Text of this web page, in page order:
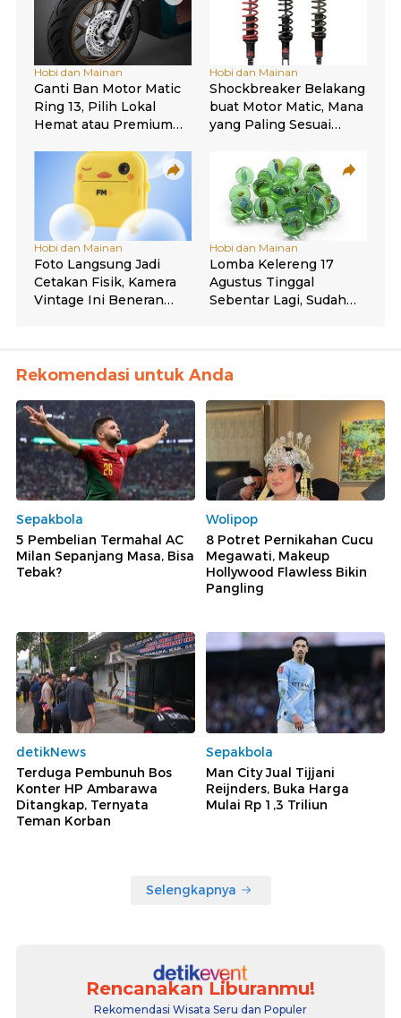
Rekomendasi untuk Anda
Sepakbola
5 Pembelian Termahal AC
Milan Sepanjang Masa, Bisa
Tebak?
Wolipop
8 Potret Pernikahan Cucu
Megawati, Makeup
Hollywood Flawless Bikin
Pangling
detikNews
Terduga Pembunuh Bos
Konter HP Ambarawa
Ditangkap, Ternyata
Teman Korban
Sepakbola
Man City Jual Tijjani
Reijnders, Buka Harga
Mulai Rp 1,3 Triliun
Selengkapnya
Rencanakan Liburanmu!
Rekomendasi Wisata Seru dan Populer